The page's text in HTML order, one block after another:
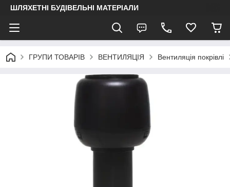
ШЛЯХЕТНІ БУДІВЕЛЬНІ МАТЕРІАЛИ
ГРУПИ ТОВАРІВ ВЕНТИЛЯЦІЯ Вентиляція покрівлі